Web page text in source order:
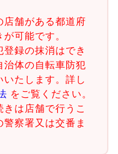
舗がある都道府
可能です。
録の抹消はでき
治体の自転車防犯
たします。詳し
をご覧ください。
は店舗で行うこ
察署又は交番ま